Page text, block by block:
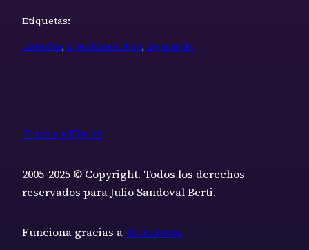
Etiquetas:
Derecha, Elecciones 2023, Izquierda
Trufas y Flores
2005-2025 © Copyright. Todos los derechos
reservados para Julio Sandoval Berti.
Funciona gracias aWordPress